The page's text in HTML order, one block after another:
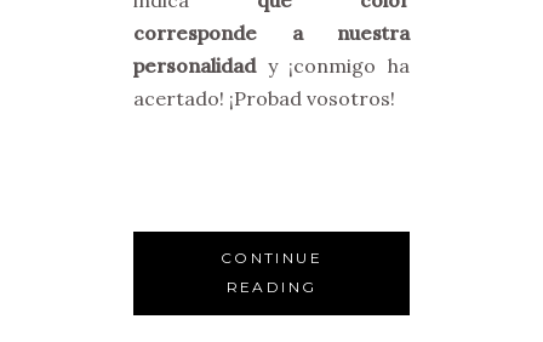
corresponde a nuestra
personalidady ¡conmigo ha
acertado! ¡Probad vosotros!
CONTINUE
READING